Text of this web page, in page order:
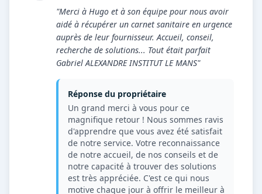
"Merci à Hugo et à son équipe pour nous avoir
aidé à récupérer un carnet sanitaire en urgence
auprès de leur fournisseur. Accueil, conseil,
recherche de solutions... Tout était parfait
Gabriel ALEXANDRE INSTITUT LE MANS"
Réponse du propriétaire
Un grand merci à vous pour ce
magnifique retour ! Nous sommes ravis
d'apprendre que vous avez été satisfait
de notre service. Votre reconnaissance
de notre accueil, de nos conseils et de
notre capacité à trouver des solutions
est très appréciée. C'est ce qui nous
motive chaque jour à offrir le meilleur à